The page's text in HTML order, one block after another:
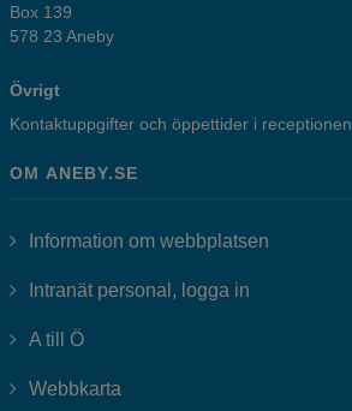
Box 139
578 23 Aneby
Övrigt
Kontaktuppgifter och öppettider i receptionen
OM ANEBY.SE
Information om webbplatsen
Intranät personal, logga in
A till Ö
Webbkarta